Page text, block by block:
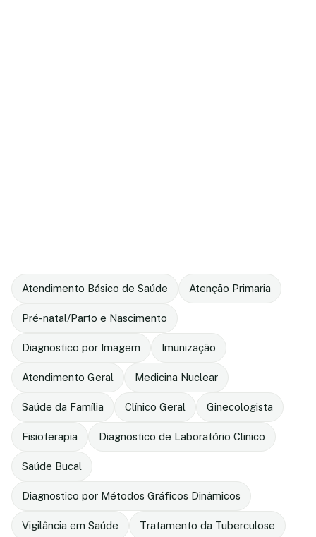
Atendimento Básico de Saúde Atenção Primaria
Pré-natal/Parto e Nascimento
Diagnostico por Imagem Imunização
Atendimento Geral Medicina Nuclear
Saúde da Família Clínico Geral Ginecologista
Fisioterapia Diagnostico de Laboratório Clinico
Saúde Bucal
Diagnostico por Métodos Gráficos Dinâmicos
Vigilância em Saúde Tratamento da Tuberculose